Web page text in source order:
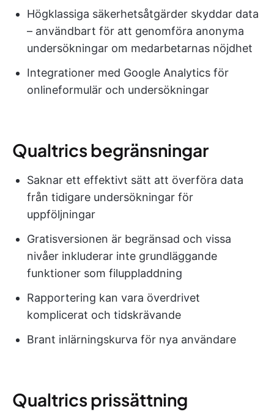
Högklassiga säkerhetsåtgärder skyddar data
– användbart för att genomföra anonyma
undersökningar om medarbetarnas nöjdhet
Integrationer med Google Analytics för
onlineformulär och undersökningar
Qualtrics begränsningar
Saknar ett effektivt sätt att överföra data
från tidigare undersökningar för
uppföljningar
Gratisversionen är begränsad och vissa
nivåer inkluderar inte grundläggande
funktioner som filuppladdning
Rapportering kan vara överdrivet
komplicerat och tidskrävande
Brant inlärningskurva för nya användare
Qualtrics prissättning